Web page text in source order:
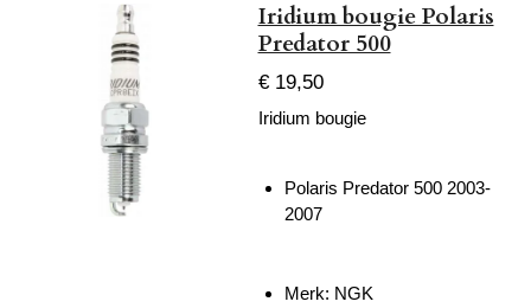
Iridium bougie Polaris
Predator 500
€ 19,50
Iridium bougie
Polaris Predator 500 2003-
2007
Merk: NGK